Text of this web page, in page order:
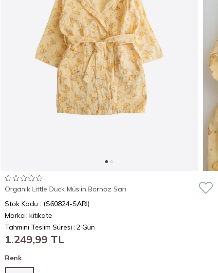
Organik Little Duck Müslin Bornoz Sarı
Stok Kodu
(S60824-SARI)
Marka : kitikate
Tahmini Teslim Süresi : 2 Gün
1.249,99 TL
Renk